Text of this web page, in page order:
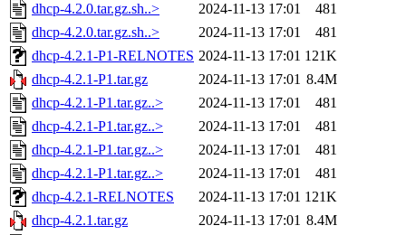
dhcp-4.2.0.tar.gz.sh..>
2024-11-13 17:01
481
dhcp-4.2.0.tar.gz.sh..>
2024-11-13 17:01
481
dhcp-4.2.1-P1-RELNOTES 2024-11-13 17:01 121K
dhcp-4.2.1-P1.tar.gz
2024-11-13 17:01 8.4M
dhcp-4.2.1-P1.tar.gz..>
2024-11-13 17:01
481
dhcp-4.2.1-P1.tar.gz..>
2024-11-13 17:01
481
dhcp-4.2.1-P1.tar.gz..>
2024-11-13 17:01
481
dhcp-4.2.1-P1.tar.gz..>
2024-11-13 17:01
481
dhcp-4.2.1-RELNOTES
2024-11-13 17:01 121K
dhcp-4.2.1.tar.gz
2024-11-13 17:01 8.4M